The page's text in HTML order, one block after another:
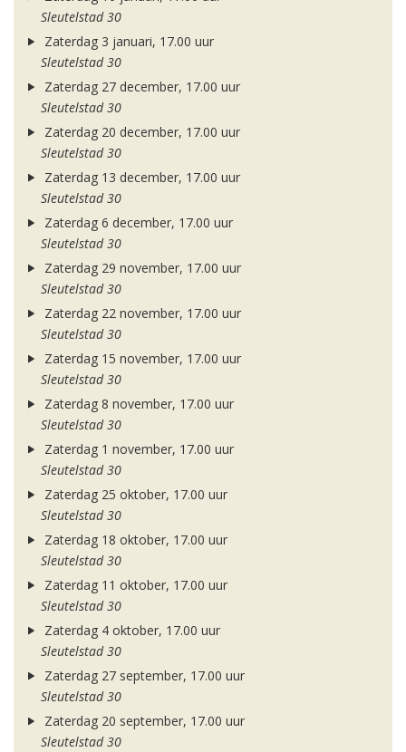
Sleutelstad 30
Zaterdag 3 januari, 17.00 uur
Sleutelstad 30
Zaterdag 27 december, 17.00 uur
Sleutelstad 30
Zaterdag 20 december, 17.00 uur
Sleutelstad 30
Zaterdag 13 december, 17.00 uur
Sleutelstad 30
Zaterdag 6 december, 17.00 uur
Sleutelstad 30
Zaterdag 29 november, 17.00 uur
Sleutelstad 30
Zaterdag 22 november, 17.00 uur
Sleutelstad 30
Zaterdag 15 november, 17.00 uur
Sleutelstad 30
Zaterdag 8 november, 17.00 uur
Sleutelstad 30
Zaterdag 1 november, 17.00 uur
Sleutelstad 30
Zaterdag 25 oktober, 17.00 uur
Sleutelstad 30
Zaterdag 18 oktober, 17.00 uur
Sleutelstad 30
Zaterdag 11 oktober, 17.00 uur
Sleutelstad 30
Zaterdag 4 oktober, 17.00 uur
Sleutelstad 30
Zaterdag 27 september, 17.00 uur
Sleutelstad 30
Zaterdag 20 september, 17.00 uur
Sleutelstad 30